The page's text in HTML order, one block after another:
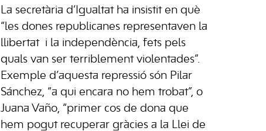
La secretària d’Igualtat ha insistit en què
“les dones republicanes representaven la
llibertat i la independència, fets pels
quals van ser terriblement violentades”.
Exemple d’aquesta repressió són Pilar
Sánchez, “a qui encara no hem trobat”, o
Juana Vaño, “primer cos de dona que
hem pogut recuperar gràcies a la Llei de